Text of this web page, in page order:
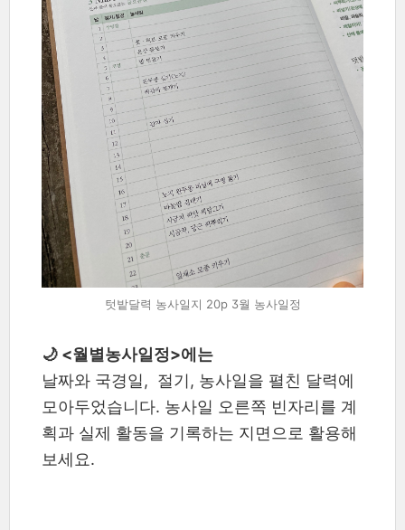
텃밭달력 농사일지 20p 3월 농사일정
🌙 <월별농사일정>에는
날짜와 국경일, 절기, 농사일을 펼친 달력에
모아두었습니다. 농사일 오른쪽 빈자리를 계
획과 실제 활동을 기록하는 지면으로 활용해
보세요.